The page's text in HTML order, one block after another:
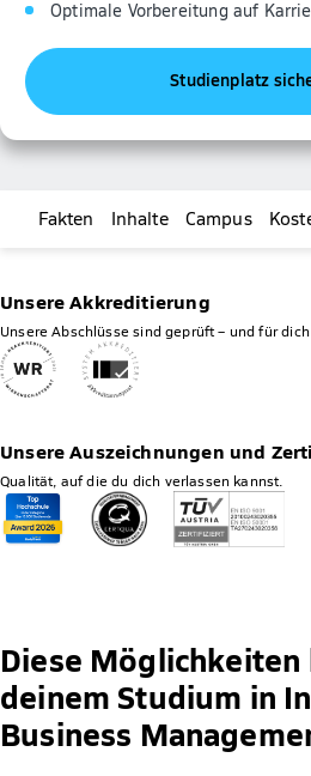
Optimale Vorbereitung auf
Studienplatz
Fakten Inhalte Campus
Unsere Akkreditierung
Unsere Abschlüsse sind geprüft – und für dich
Unsere Auszeichnungen und
Qualität, auf die du dich verlassen kannst.
Diese Möglichkeiten
deinem Studium in
Business